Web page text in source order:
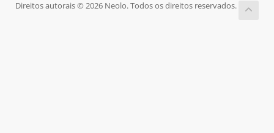
Direitos autorais © 2026 Neolo. Todos os direitos reservados.